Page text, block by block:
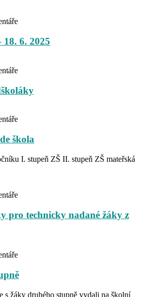
6. 2025
škola
I. stupeň ZŠ II. stupeň ZŠ mateřská
pro technicky nadané žáky z
s žáky druhého stupně vydali na školní